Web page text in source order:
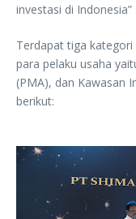
investasi di
Terdapat tiga kategori
para pelaku usaha
(PMA), dan Kawasan
berikut: